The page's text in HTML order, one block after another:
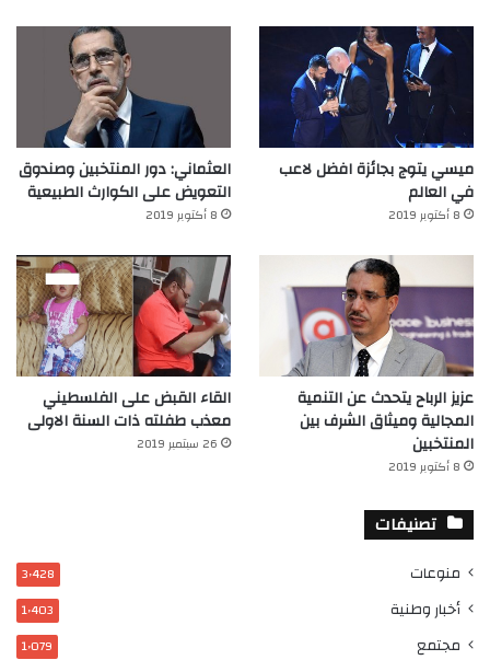
ميسي يتوج بجائزة افضل لاعب
في العالم‎
8 أكتوبر 2019
العثماني: دور المنتخبين وصندوق
التعويض على الكوارث الطبيعية
8 أكتوبر 2019
عزيز الرباح يتحدث عن التنمية
المجالية وميثاق الشرف بين
المنتخبين
8 أكتوبر 2019
القاء القبض على الفلسطيني
معذب طفلته ذات السنة الاولى
26 سبتمبر 2019
تصنيفات
منوعات 3٬428
أخبار وطنية 1٬403
مجتمع 1٬079